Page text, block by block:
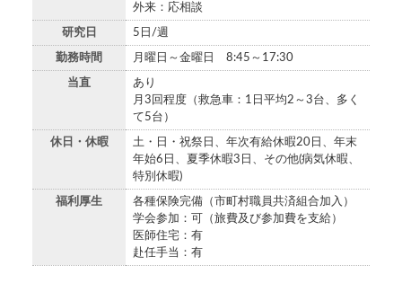
外来：応相談
研究日 5日/週
勤務時間 月曜日～金曜日 8:45～17:30
当直
あり
月3回程度（救急車：1日平均2～3台、多く
て5台）
休日・休暇
土・日・祝祭日、年次有給休暇20日、年末
年始6日、夏季休暇3日、その他(病気休暇、
特別休暇)
福利厚生
各種保険完備（市町村職員共済組合加入）
学会参加：可（旅費及び参加費を支給）
医師住宅：有
赴任手当：有